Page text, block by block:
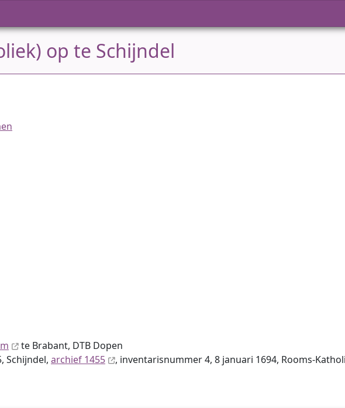
op te Schijndel
te Brabant, DTB Dopen
Schijndel, archief 1455 , inventaris­num­mer 4, 8 januari 1694, Rooms-